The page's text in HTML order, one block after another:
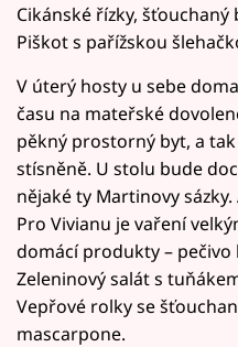
Cikánské řízky,
Piškot s pařížskou
V úterý hosty u sebe
času na mateřské
pěkný prostorný byt, a
stísněně. U stolu bude
nějaké ty Martinovy
Pro Vivianu je vaření
domácí produkty –
Zeleninový salát s
Vepřové rolky se
mascarpone.